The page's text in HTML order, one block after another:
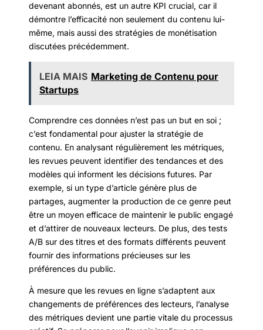
devenant abonnés, est un autre KPI crucial, car il
démontre l’efficacité non seulement du contenu lui-
même, mais aussi des stratégies de monétisation
discutées précédemment.
LEIA MAIS Marketing de Contenu pour
Startups
Comprendre ces données n’est pas un but en soi ;
c’est fondamental pour ajuster la stratégie de
contenu. En analysant régulièrement les métriques,
les revues peuvent identifier des tendances et des
modèles qui informent les décisions futures. Par
exemple, si un type d’article génère plus de
partages, augmenter la production de ce genre peut
être un moyen efficace de maintenir le public engagé
et d’attirer de nouveaux lecteurs. De plus, des tests
A/B sur des titres et des formats différents peuvent
fournir des informations précieuses sur les
préférences du public.
À mesure que les revues en ligne s’adaptent aux
changements de préférences des lecteurs, l’analyse
des métriques devient une partie vitale du processus